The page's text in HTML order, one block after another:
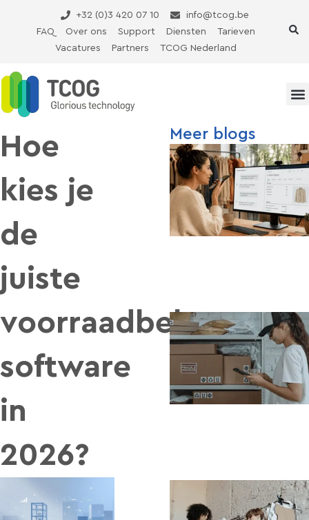
+32 (0)3 420 07 10
info@tcog.be
FAQ
Over ons Support Diensten
Tarieven
Vacatures
Partners TCOG Nederland
Hoe
kies je
de
juiste
voorraadbeheer
software
in
2026?
Meer blogs